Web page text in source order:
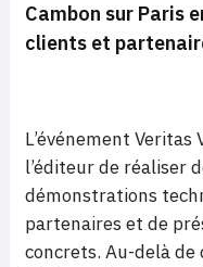
Cambon sur Paris
clients et
L’événement Veritas
l’éditeur de réaliser
démonstrations
partenaires et de
concrets. Au-delà de